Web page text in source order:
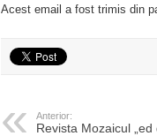
Acest email a fost trimis din
Anterior:
Revista Mozaicul